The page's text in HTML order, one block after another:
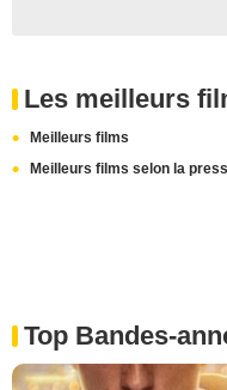
Les meilleurs
Meilleurs films
Meilleurs films selon la
Top Bandes-